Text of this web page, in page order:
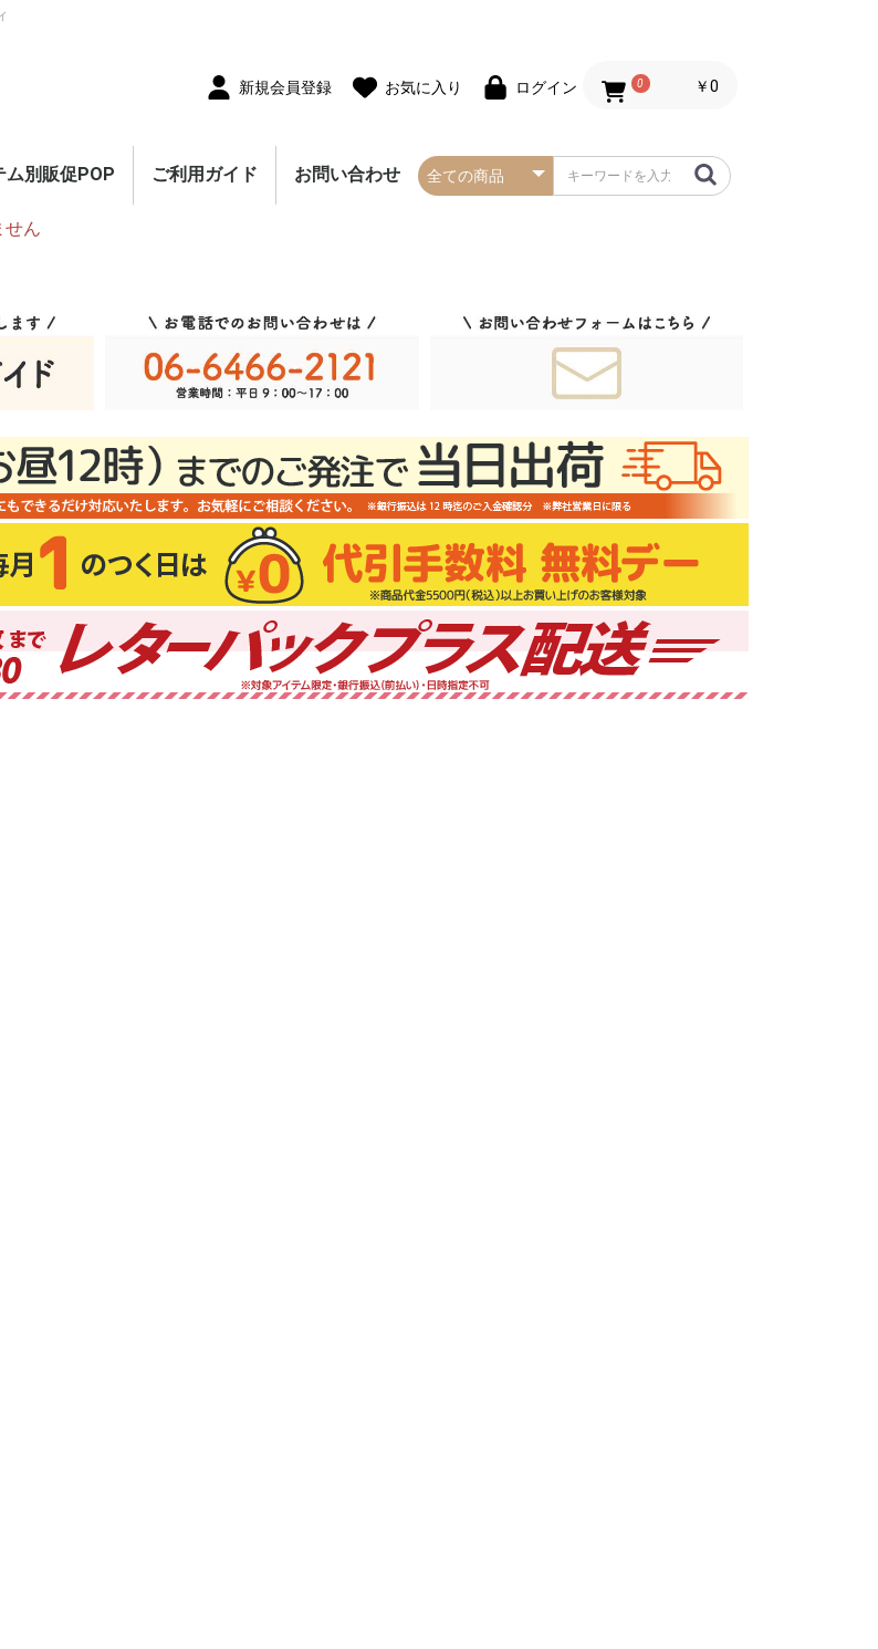
新規会員登録 お気に入り ログイン 0 ￥0
OFF
決算
し
中
ール
プン
ルシ
促販売
販促
促春・スプリング
バレンタインデー・ホ
母の日・父の日
スプリングセール
夏・サマー
七夕
サマーセール
秋・オータム
ハロウィン
オータムセール
冬・ウインター
クリスマス
歳末・お正月
ウインターセール
ム別販促POP
断幕
・旗
リー
幕
ント・フラッ
幕・旭光幕
・ショーカー
付き商品
ご利用ガイド お問い合わせ
せん